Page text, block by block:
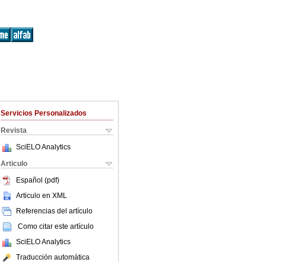
Servicios Personalizados
Revista
SciELO Analytics
Articulo
Español (pdf)
Articulo en XML
Referencias del artículo
Como citar este artículo
SciELO Analytics
Traducción automática